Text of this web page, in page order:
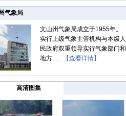
气象局
文山州气象局成立于1955年。
实行上级气象主管机构与本级人
民政府双重领导实行气象部门和
地方......
【查看详情】
高清图集